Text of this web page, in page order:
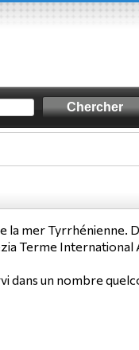
la mer Tyrrhénienne.
Terme
dans un nombre